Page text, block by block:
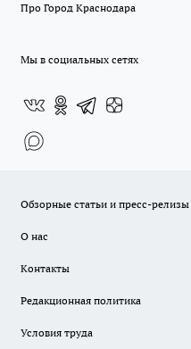
Про Город Краснодара
Мы в социальных сетях
Обзорные статьи и пресс-релизы
О нас
Контакты
Редакционная политика
Условия труда